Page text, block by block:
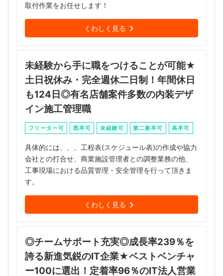
取付作業をお任せします！
くわしく見る
未経験から手に職をつけることが可能★
土日祝休み・完全週休二日制！年間休日
も124日◎有名店舗案件多数の内装デザ
イン施工管理職
フリーター可 既卒可 未経験可 第二新卒可 高卒可
具体的には、、、工程表(スケジュール表)の作成や協力
会社との打合せ、商業施設管理者との調整業務の他、
工事現場における品質管理・安全管理を行って頂きま
す。
くわしく見る
◎チームサポート充実◎成長率239％を
誇る新進気鋭のIT企業★ベストベンチャ
ー100に選出！定着率96％のIT法人営業